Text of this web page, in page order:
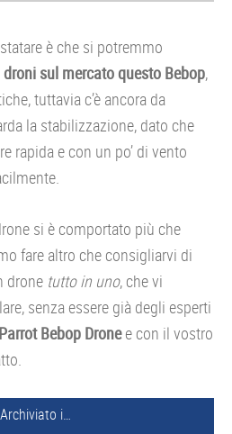
è che si potremmo
sul mercato questo Bebop,
tuttavia c’è ancora da
la stabilizzazione, dato che
rapida e con un po’ di vento
si è comportato più che
fare altro che consigliarvi di
drone tutto in uno, che vi
senza essere già degli esperti
Parrot Bebop Dronee con il vostro
Archiviato in: